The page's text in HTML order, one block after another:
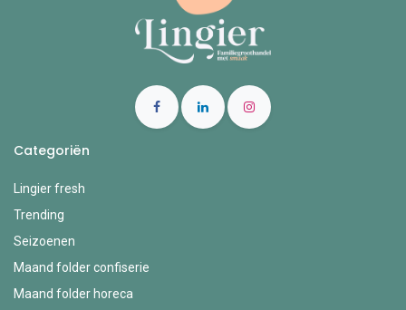
Categoriën
Lingier fresh
Trending
Seizoenen
Maand folder confiserie
Maand folder horeca